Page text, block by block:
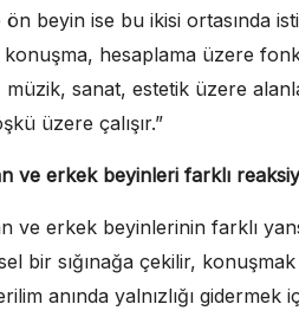
beyin ise bu ikisi ortasında
konuşma, hesaplama üzere
sanat, estetik üzere
üzere çalışır.”
ve erkek beyinleri farklı
ve erkek beyinlerinin farklı
bir sığınağa çekilir,
anında yalnızlığı